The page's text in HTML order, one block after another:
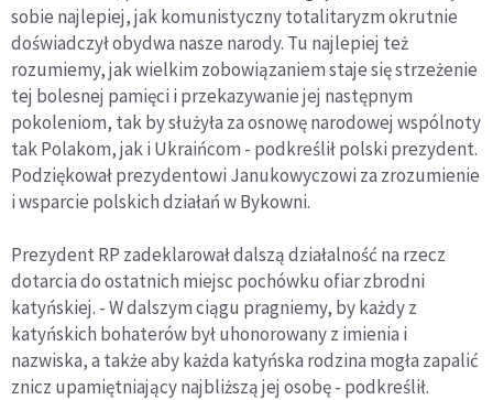
sobie najlepiej, jak komunistyczny totalitaryzm okrutnie
doświadczył obydwa nasze narody. Tu najlepiej też
rozumiemy, jak wielkim zobowiązaniem staje się strzeżenie
tej bolesnej pamięci i przekazywanie jej następnym
pokoleniom, tak by służyła za osnowę narodowej wspólnoty
tak Polakom, jak i Ukraińcom - podkreślił polski prezydent.
Podziękował prezydentowi Janukowyczowi za zrozumienie
i wsparcie polskich działań w Bykowni.
Prezydent RP zadeklarował dalszą działalność na rzecz
dotarcia do ostatnich miejsc pochówku ofiar zbrodni
katyńskiej. - W dalszym ciągu pragniemy, by każdy z
katyńskich bohaterów był uhonorowany z imienia i
nazwiska, a także aby każda katyńska rodzina mogła zapalić
znicz upamiętniający najbliższą jej osobę - podkreślił.